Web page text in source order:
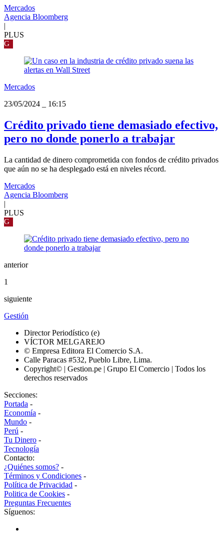
Mercados
Agencia Bloomberg
|
PLUS
G
Mercados
23/05/2024
16:15
Crédito privado tiene demasiado efectivo,
pero no donde ponerlo a trabajar
La cantidad de dinero comprometida con fondos de crédito privados
que aún no se ha desplegado está en niveles récord.
Mercados
Agencia Bloomberg
|
PLUS
G
anterior
1
siguiente
Gestión
Director Periodístico (e)
VÍCTOR MELGAREJO
© Empresa Editora El Comercio S.A.
Calle Paracas #532, Pueblo Libre, Lima.
Copyright© | Gestion.pe | Grupo El Comercio | Todos los
derechos reservados
Secciones:
Portada -
Economía -
Mundo -
Perú -
Tu Dinero -
Tecnología
Contacto:
¿Quiénes somos? -
Términos y Condiciones -
Política de Privacidad -
Politica de Cookies -
Preguntas Frecuentes
Síguenos: